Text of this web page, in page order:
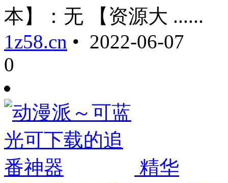
本】：无 【资源大 ......
1z58.cn • 2022-06-07
0
精华